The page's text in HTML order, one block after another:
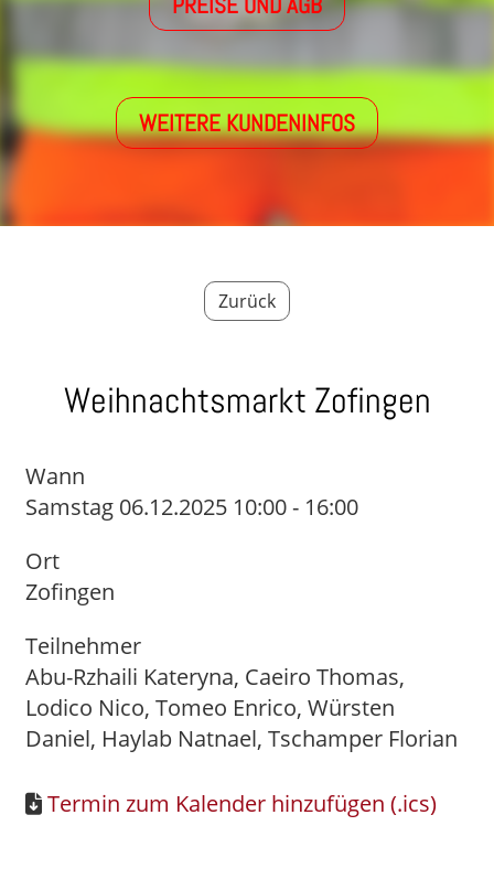
WEITERE KUNDENINFOS
Zurück
Weihnachtsmarkt Zofingen
Wann
Samstag 06.12.2025 10:00 - 16:00
Ort
Zofingen
Teilnehmer
Abu-Rzhaili Kateryna, Caeiro Thomas,
Lodico Nico, Tomeo Enrico, Würsten
Daniel, Haylab Natnael, Tschamper Florian
Termin zum Kalender hinzufügen (.ics)